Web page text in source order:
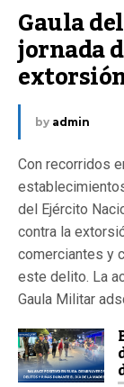
Gaula
jornada
by admin
Con recorridos
del Ejército
contra la
comerciantes y
este delito. La
Gaula Militar